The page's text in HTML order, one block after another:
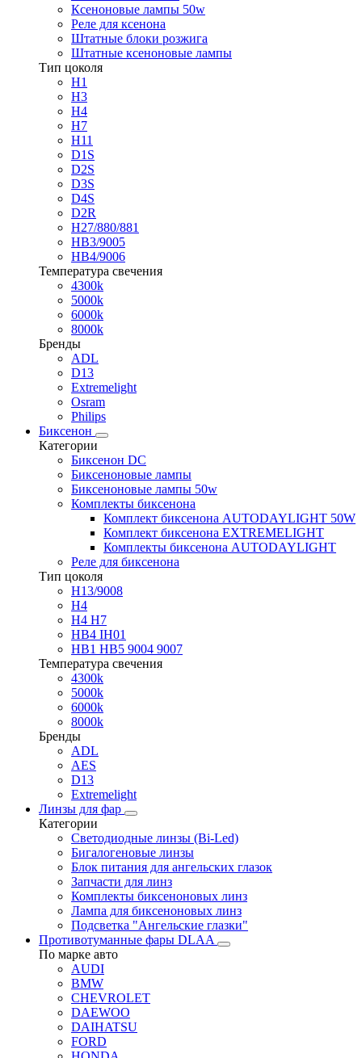
Ксеноновые лампы 50w
Реле для ксенона
Штатные блоки розжига
Штатные ксеноновые лампы
Тип цоколя
H1
H3
H4
H7
H11
D1S
D2S
D3S
D4S
D2R
H27/880/881
HB3/9005
HB4/9006
Температура свечения
4300k
5000k
6000k
8000k
Бренды
ADL
D13
Extremelight
Osram
Philips
Биксенон
Категории
Биксенон DC
Биксеноновые лампы
Биксеноновые лампы 50w
Комплекты биксенона
Комплект биксенона AUTODAYLIGHT 50W
Комплект биксенона EXTREMELIGHT
Комплекты биксенона AUTODAYLIGHT
Реле для биксенона
Тип цоколя
H13/9008
H4
H4 H7
HB4 IH01
HB1 HB5 9004 9007
Температура свечения
4300k
5000k
6000k
8000k
Бренды
ADL
AES
D13
Extremelight
Линзы для фар
Категории
Светодиодные линзы (Bi-Led)
Бигалогеновые линзы
Блок питания для ангельских глазок
Запчасти для линз
Комплекты биксеноновых линз
Лампа для биксеноновых линз
Подсветка "Ангельские глазки"
Противотуманные фары DLAA
По марке авто
AUDI
BMW
CHEVROLET
DAEWOO
DAIHATSU
FORD